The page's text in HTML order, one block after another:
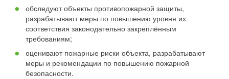
обследуют объекты противопожарной защиты,
разрабатывают меры по повышению уровня их
соответствия законодательно закреплённым
требованиям;
оценивают пожарные риски объекта, разрабатывают
меры и рекомендации по повышению пожарной
безопасности.